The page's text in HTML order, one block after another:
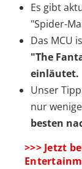
Es gibt
"Spider-
Das MCU
"The
einläutet.
Unser
nur
besten
>>> Jetzt